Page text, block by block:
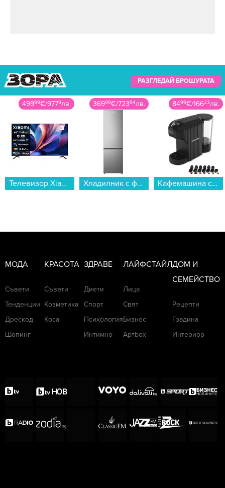
РАЗГЛЕДАЙ БРОШУРАТА
49999€/9779лв.
Телевизор Xiaomi A Pro 65 2026 / ELA5990EU , 165 см, 3840x2160 UHD-4K , 65 inch, Android , QLED ...
36999€/72364лв.
Хладилник с фризер Gorenje NRK418EES4 , 255 l, E , No Frost , Инокс...
8499€/16623лв.
Кафемашина с капсули Crown CCM-1530B 7 в 1...
МОДА
Съвети
Тенденции
Дрескод
Шопинг
КРАСОТА
Съвети
Козметика
Коса
ЗДРАВЕ
Диети
Спорт
Психология
Интимно
ЛАЙФСТАЙЛ
Лица
Свят
Бизнес
Артbox
ДОМ И
СЕМЕЙСТВО
Рецепти
Градина
Интериор